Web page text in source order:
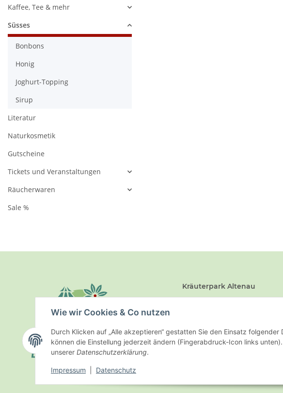
Wie wir Cookies & Co nutzen
Durch Klicken auf „Alle akzeptieren“ gestatten Sie den Einsatz folgender
können die Einstellung jederzeit ändern (Fingerabdruck-Icon links
unserer Datenschutzerklärung.
Impressum Datenschutz
Kaffee, Tee & mehr
Süsses
Bonbons
Honig
Joghurt-Topping
Sirup
Literatur
Naturkosmetik
Gutscheine
Tickets und Veranstaltungen
Räucherwaren
Sale %
Kräuterpark Altenau